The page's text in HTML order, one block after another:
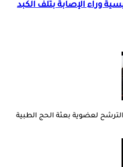
وراء الإصابة بتلف الكبد
لعضوية بعثة الحج الطبية